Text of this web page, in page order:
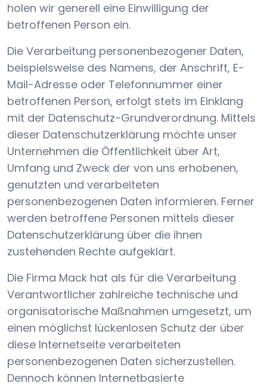
holen wir generell eine Einwilligung der
betroffenen Person ein.
Die Verarbeitung personenbezogener Daten,
beispielsweise des Namens, der Anschrift, E-
Mail-Adresse oder Telefonnummer einer
betroffenen Person, erfolgt stets im Einklang
mit der Datenschutz-Grundverordnung. Mittels
dieser Datenschutzerklärung möchte unser
Unternehmen die Öffentlichkeit über Art,
Umfang und Zweck der von uns erhobenen,
genutzten und verarbeiteten
personenbezogenen Daten informieren. Ferner
werden betroffene Personen mittels dieser
Datenschutzerklärung über die ihnen
zustehenden Rechte aufgeklärt.
Die Firma Mack hat als für die Verarbeitung
Verantwortlicher zahlreiche technische und
organisatorische Maßnahmen umgesetzt, um
einen möglichst lückenlosen Schutz der über
diese Internetseite verarbeiteten
personenbezogenen Daten sicherzustellen.
Dennoch können Internetbasierte